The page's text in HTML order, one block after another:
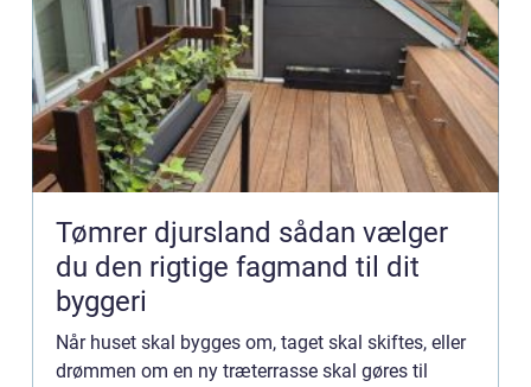
Tømrer djursland sådan vælger
du den rigtige fagmand til dit
byggeri
Når huset skal bygges om, taget skal skiftes, eller
drømmen om en ny træterrasse skal gøres til